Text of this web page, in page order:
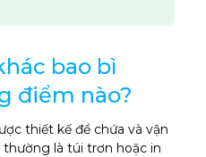
bao bì
điểm nào?
thiết kế để chứa và vận
là túi trơn hoặc in